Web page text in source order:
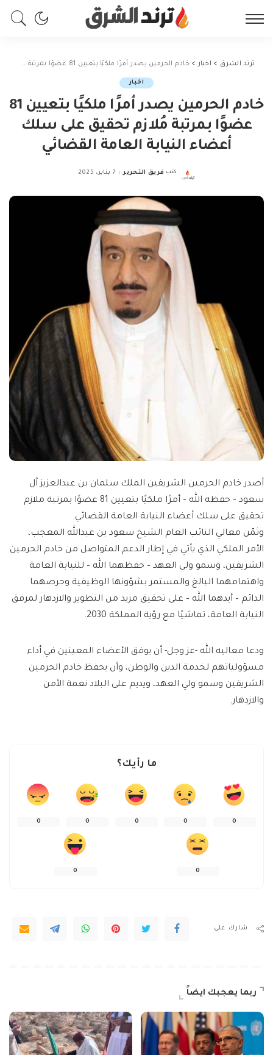
ترند الشرق > اخبار >خادم الحرمين يصدر أمرًا ملكيًا بتعيين 81 عضوًا بمرتبة مُلازم تحقيق على سلك أعضاء النيابة العامة القضائي
اخبار
خادم الحرمين يصدر أمرًا ملكيًا بتعيين 81
عضوًا بمرتبة مُلازم تحقيق على سلك
أعضاء النيابة العامة القضائي
Posted
كتب فريق التحرير 7 يناير، 2025
أصدر خادم الحرمين الشريفين الملك سلمان بن عبدالعزيز آل
سعود – حفظه الله – أمرًا ملكيًا بتعيين 81 عضوًا بمرتبة ملازم
تحقيق على سلك أعضاء النيابة العامة القضائي.
وثمّن معالي النائب العام الشيخ سعود بن عبدالله المعجب،
الأمر الملكي الذي يأتي في إطار الدعم المتواصل من خادم الحرمين
الشريفين، وسمو ولي العهد – حفظهما الله – للنيابة العامة
واهتمامهما البالغ والمستمر بشؤونها الوظيفية وحرصهما
الدائم – أيدهما الله – على تحقيق مزيد من التطوير والازدهار لمرفق
النيابة العامة، تماشيًا مع رؤية المملكة 2030.
ودعا معاليه الله -عز وجل- أن يوفق الأعضاء المعينين في أداء
مسؤولياتهم لخدمة الدين والوطن، وأن يحفظ خادم الحرمين
الشريفين وسمو ولي العهد، ويديم على البلاد نعمة الأمن
والازدهار.
ما رأيك؟
0
0
0
0
0
0
0
شارك على
ربما يعجبك ايضاً